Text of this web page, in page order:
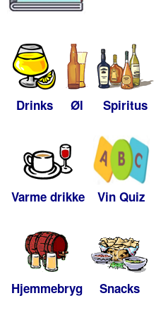
Drinks Øl Spiritus
Varme drikke Vin Quiz
Hjemmebryg Snacks